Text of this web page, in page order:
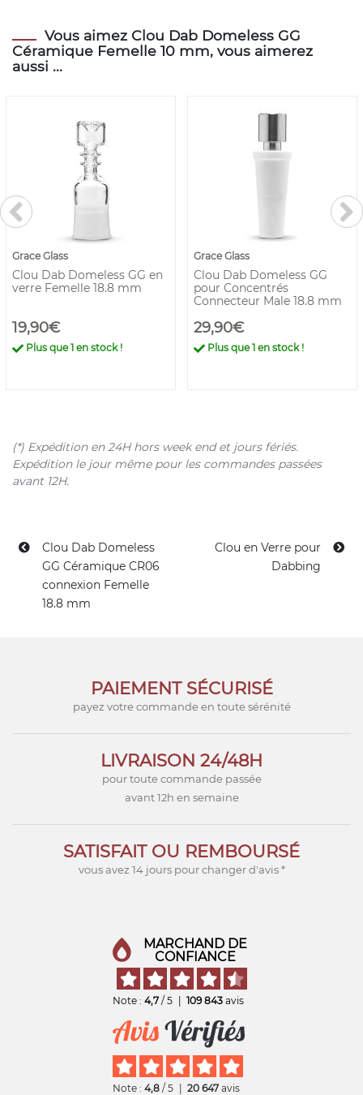
Vous aimez Clou Dab Domeless GG
Céramique Femelle 10 mm, vous aimerez
aussi ...
Grace Glass
Clou Dab Domeless GG en
verre Femelle 18.8 mm
19,90€
Plus que1 en stock !
Grace Glass
Clou Dab Domeless GG
pour Concentrés
Connecteur Male 18.8 mm
29,90€
Plus que1 en stock !
(*) Expédition en 24H hors week end et jours fériés.
Expédition le jour même pour les commandes passées
avant 12H.
Clou Dab Domeless
GG Céramique CR06
connexion Femelle
18.8 mm
Clou en Verre pour
Dabbing
PAIEMENT SÉCURISÉ
payez votre commande en toute sérénité
LIVRAISON 24/48H
pour toute commande passée
avant 12h en semaine
SATISFAIT OU REMBOURSÉ
vous avez 14 jours pour changer d'avis *
MARCHAND DE
CONFIANCE
Note : 4,7 / 5 109 843 avis
Note : 4,8 / 5 20 647 avis